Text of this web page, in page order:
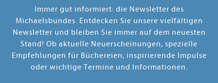
Immer gut informiert: die Newsletter des
Michaelsbundes. Entdecken Sie unsere vielfältigen
Newsletter und bleiben Sie immer auf dem neuesten
Stand! Ob aktuelle Neuerscheinungen, spezielle
Empfehlungen für Büchereien, inspirierende Impulse
oder wichtige Termine und Informationen.